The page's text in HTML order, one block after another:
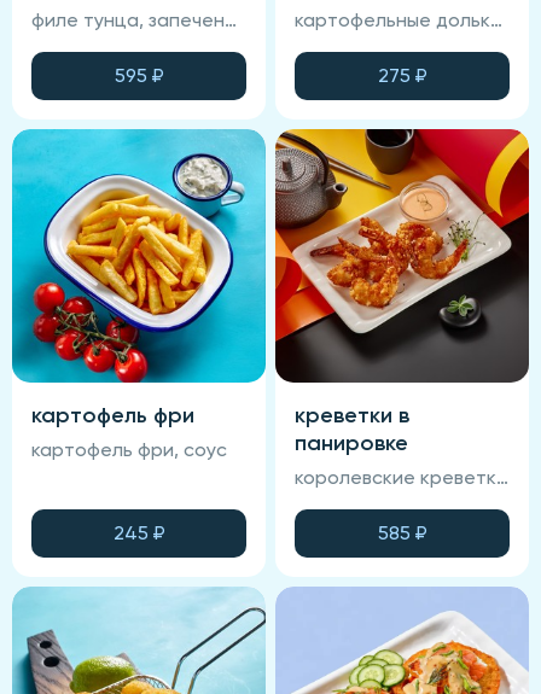
филе тунца, запеченный хлеб, лук маринованный, фирменный соус, лимон
595 ₽
картофельные дольки с фирменным соусом
275 ₽
картофель фри
картофель фри, соус
245 ₽
креветки в
панировке
королевские креветки, фирменная глазурь, соус спайси, панировка.
585 ₽